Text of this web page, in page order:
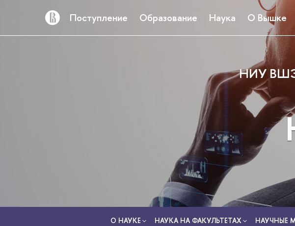
Поступление Образование Наука О Вышке
НИУ
О НАУКЕ НАУКА НА ФАКУЛЬТЕТАХ НАУЧНЫЕ